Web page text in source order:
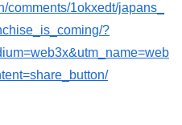
comments/1okxedt/japans_
?